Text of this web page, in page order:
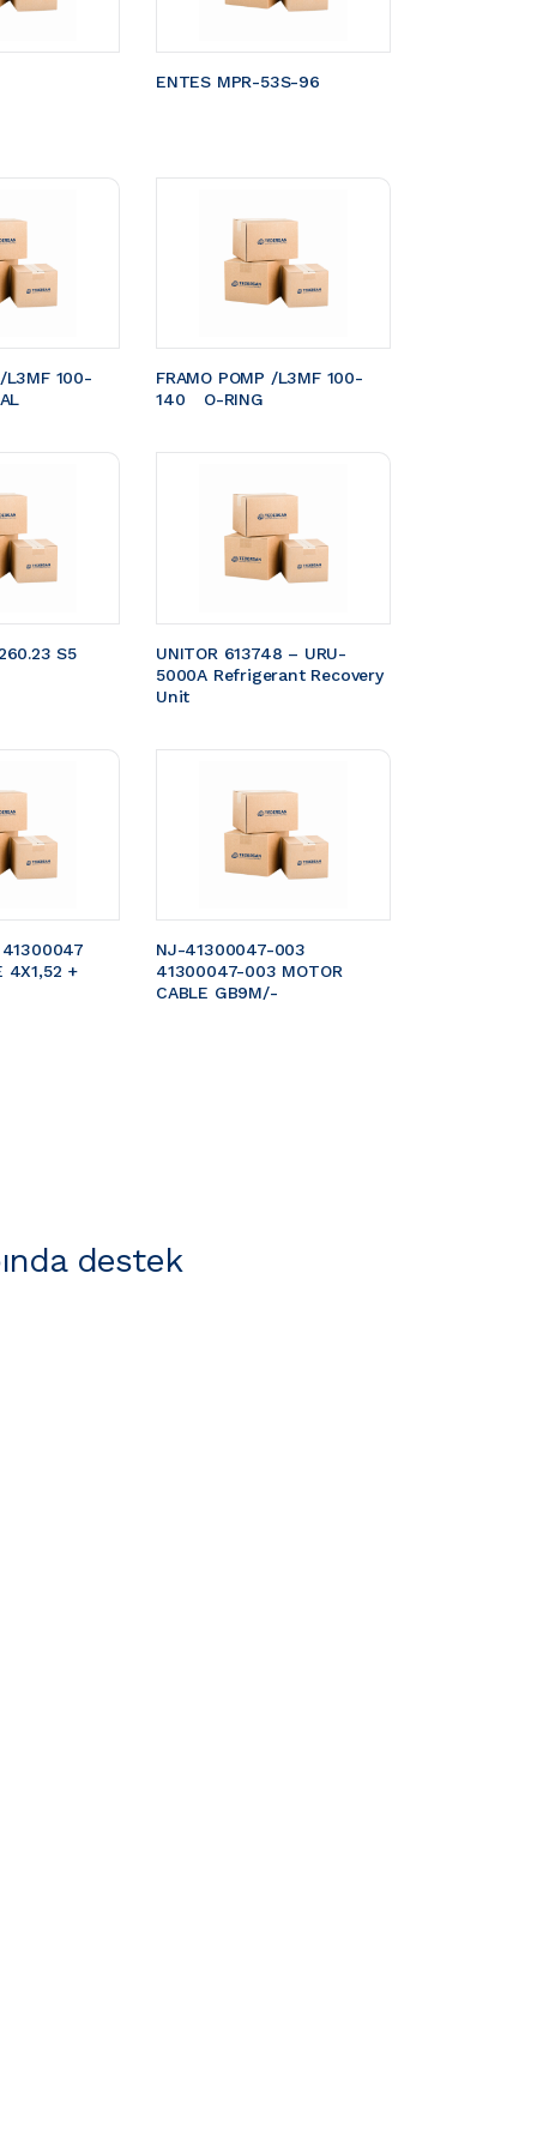
ENTES MPR-53S-96
/L3MF 100-
FRAMO POMP /L3MF 100-
140	O-RING
S5
UNITOR 613748 – URU-
5000A Refrigerant Recovery
Unit
4X1,52 +
NJ-41300047-003
41300047-003 MOTOR
CABLE GB9M/-
destek